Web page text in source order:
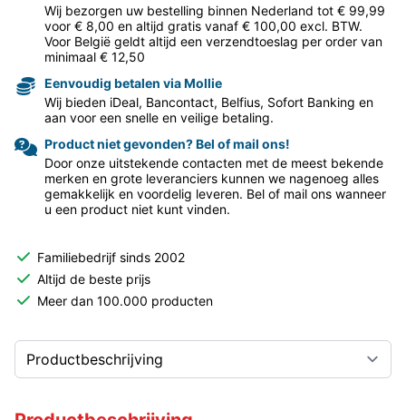
Wij bezorgen uw bestelling binnen Nederland tot € 99,99
voor € 8,00 en altijd gratis vanaf € 100,00 excl. BTW.
Voor België geldt altijd een verzendtoeslag per order van
minimaal € 12,50
Eenvoudig betalen via Mollie
Wij bieden iDeal, Bancontact, Belfius, Sofort Banking en
aan voor een snelle en veilige betaling.
Product niet gevonden? Bel of mail ons!
Door onze uitstekende contacten met de meest bekende
merken en grote leveranciers kunnen we nagenoeg alles
gemakkelijk en voordelig leveren. Bel of mail ons wanneer
u een product niet kunt vinden.
Familiebedrijf sinds 2002
Altijd de beste prijs
Meer dan 100.000 producten